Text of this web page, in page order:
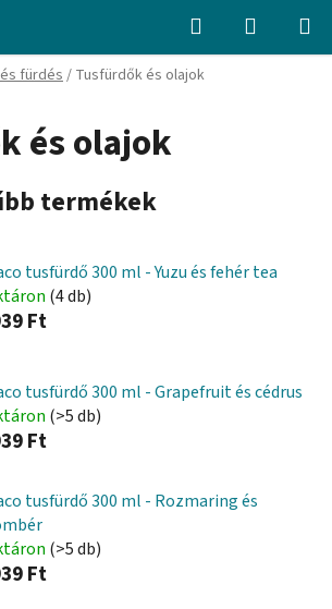
Keresés KOSÁR
fürdés/ Tusfürdők és olajok
és olajok
termékek
tusfürdő 300 ml - Yuzu és fehér tea
(4 db)
Ft
tusfürdő 300 ml - Grapefruit és cédrus
(>5 db)
Ft
tusfürdő 300 ml - Rozmaring és
(>5 db)
Ft